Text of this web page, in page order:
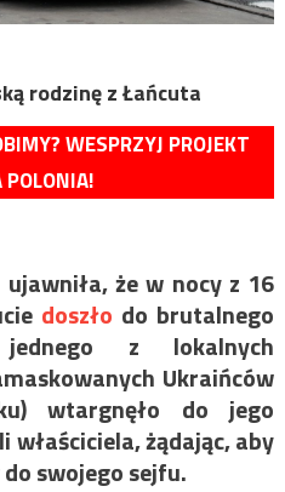
rodzinę z Łańcuta
WESPRZYJ PROJEKT
że w nocy z 16
doszło do brutalnego
z lokalnych
Ukraińców
wtargnęło do jego
żądając, aby
swojego sejfu.